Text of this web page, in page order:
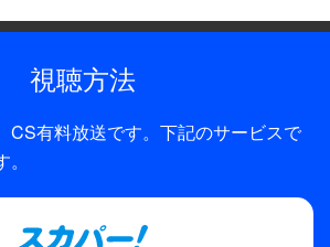
んが出てこられた時に面白いと思
とは違う個性を発揮することが目
同期の2期生で何かしてみたいで
て、それを定点カメラで撮って
を見てもらう機会がなかなか無い
けが知っている一人ひとりの魅力
視聴方法
CS有料放送です。下記のサービスで